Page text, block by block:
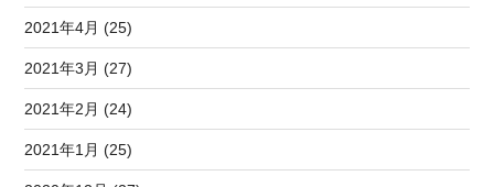
2021年4月 (25)
2021年3月 (27)
2021年2月 (24)
2021年1月 (25)